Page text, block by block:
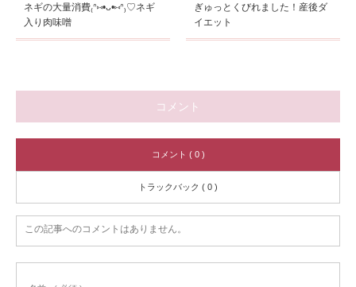
ネギの大量消費₍ᐢ⑅•ᴗ•⑅ᐢ₎♡ネギ
入り肉味噌
ぎゅっとくびれました！産後ダ
イエット
コメント
コメント ( 0 )
トラックバック ( 0 )
この記事へのコメントはありません。